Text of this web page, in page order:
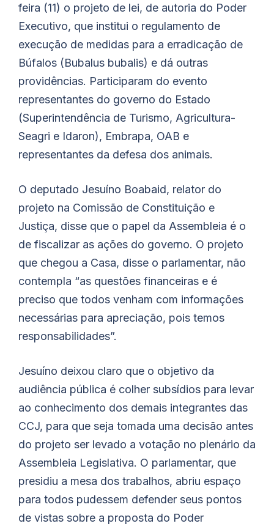
feira (11) o projeto de lei, de autoria do Poder
Executivo, que institui o regulamento de
execução de medidas para a erradicação de
Búfalos (Bubalus bubalis) e dá outras
providências. Participaram do evento
representantes do governo do Estado
(Superintendência de Turismo, Agricultura-
Seagri e Idaron), Embrapa, OAB e
representantes da defesa dos animais.
O deputado Jesuíno Boabaid, relator do
projeto na Comissão de Constituição e
Justiça, disse que o papel da Assembleia é o
de fiscalizar as ações do governo. O projeto
que chegou a Casa, disse o parlamentar, não
contempla “as questões financeiras e é
preciso que todos venham com informações
necessárias para apreciação, pois temos
responsabilidades”.
Jesuíno deixou claro que o objetivo da
audiência pública é colher subsídios para levar
ao conhecimento dos demais integrantes das
CCJ, para que seja tomada uma decisão antes
do projeto ser levado a votação no plenário da
Assembleia Legislativa. O parlamentar, que
presidiu a mesa dos trabalhos, abriu espaço
para todos pudessem defender seus pontos
de vistas sobre a proposta do Poder